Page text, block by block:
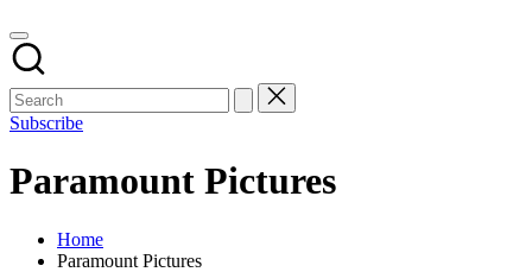
Subscribe
Paramount Pictures
Home
Paramount Pictures